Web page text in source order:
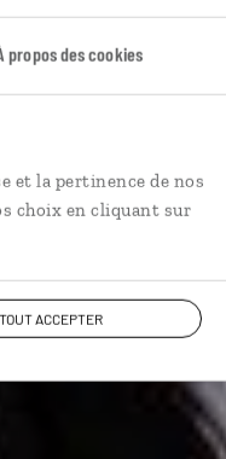
propos des cookies
et la pertinence de nos
choix en cliquant sur
TOUT ACCEPTER